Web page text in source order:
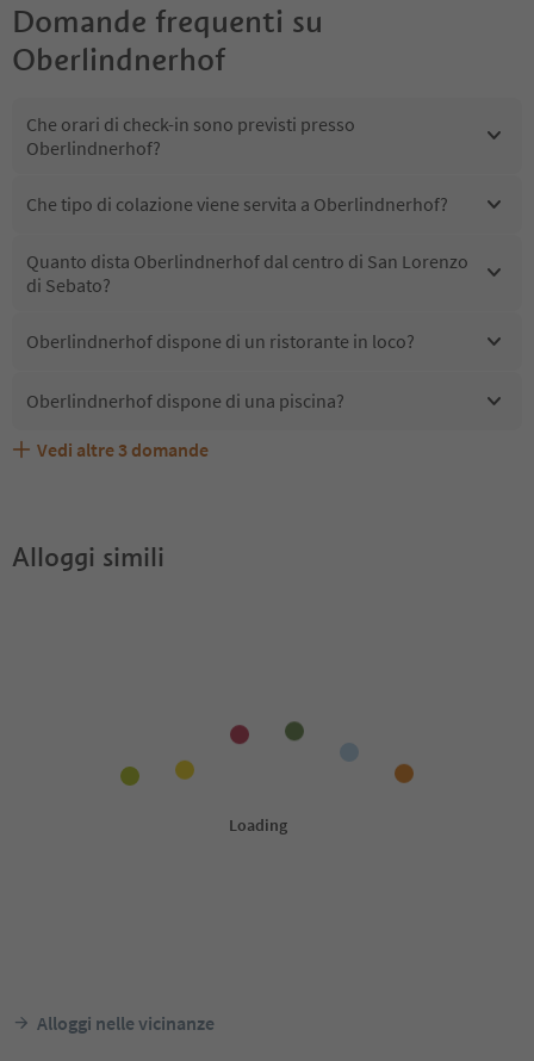
Domande frequenti su
Oberlindnerhof
Che orari di check-in sono previsti presso
Oberlindnerhof?
Che tipo di colazione viene servita a Oberlindnerhof?
Quanto dista Oberlindnerhof dal centro di San Lorenzo
di Sebato?
Oberlindnerhof dispone di un ristorante in loco?
Oberlindnerhof dispone di una piscina?
Oberlindnerhof accetta animali domestici?
Quali servizi/attività sono disponibili presso
Gli ospiti di Oberlindnerhof ricevono l'Alto Adige Guest
Vedi altre 3 domande
Alloggi simili
Alloggi nelle vicinanze